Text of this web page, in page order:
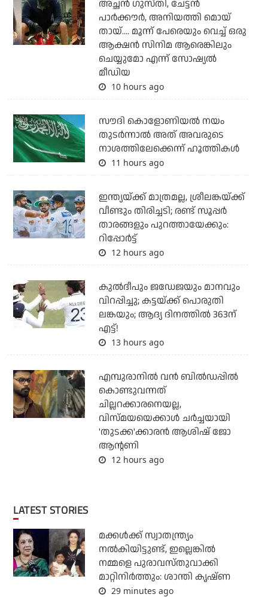
അച്ഛന്‍ ഗുസ്തി, ചേട്ടന്‍
പാര്‍ക്കൗര്‍, അനിയത്തി മൊയ്
തായ്.... മൂന്ന് പേരെയും വെച്ച് ഒരു
ആക്ഷന്‍ സിനിമ ആരെങ്കിലും
ചെയ്യുമോ എന്ന് സോഷ്യല്‍
മീഡിയ
10 hours ago
സൗദി കൊളോണിയല്‍ നയം
തുടര്‍ന്നാല്‍ അത് അവരുടെ
നാശത്തിലേക്കെന്ന് ഹൂത്തികള്‍
11 hours ago
ഇന്ത്യയ്ക്ക് മാത്രമല്ല, ശ്രീലങ്കയ്ക്ക്
വീണ്ടും തിരിച്ചടി; രണ്ട് സൂപ്പര്‍
താരങ്ങളും പുറത്തായേക്കും:
റിപ്പോര്‍ട്ട്
12 hours ago
കുല്‍ദീപും ജഡേജയും മാനവും
വിറപ്പിച്ചു; കട്ടയ്ക്ക് പൊരുതി
ലങ്കയും; ആദ്യ ദിനത്തില്‍ 363ന്
എട്ട്!
13 hours ago
എമ്പുരാനില്‍ വന്‍ ബില്‍ഡപ്പില്‍
കൊണ്ടുവന്നത്
ചില്ലറക്കാരനെയല്ല,
വിസ്മയയെക്കാള്‍ ചര്‍ച്ചയായി
'തുടക്ക'ക്കാരന്‍ ആശിഷ് ജോ
ആന്റണി
12 hours ago
LATEST STORIES
മക്കൾക്ക് സ്വാതന്ത്ര്യം
നൽകിയിട്ടുണ്ട്, ഇല്ലെങ്കിൽ
നമ്മളെ പുരാവസ്തുവാക്കി
മാറ്റിനിർത്തും: ശാന്തി കൃഷ്ണ
29 minutes ago